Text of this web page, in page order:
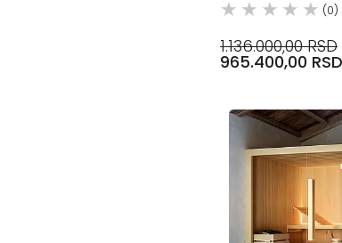
(0)
1.136.000,00 RSD
965.400,00 RSD